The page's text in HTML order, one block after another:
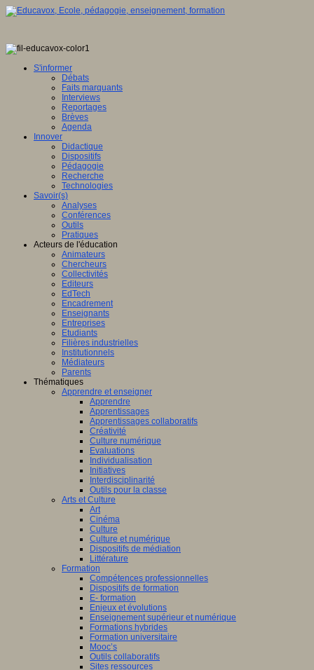
S'informer
Débats
Faits marquants
Interviews
Reportages
Brèves
Agenda
Innover
Didactique
Dispositifs
Pédagogie
Recherche
Technologies
Savoir(s)
Analyses
Conférences
Outils
Pratiques
Acteurs de l'éducation
Animateurs
Chercheurs
Collectivités
Editeurs
EdTech
Encadrement
Enseignants
Entreprises
Etudiants
Filières industrielles
Institutionnels
Médiateurs
Parents
Thématiques
Apprendre et enseigner
Apprendre
Apprentissages
Apprentissages collaboratifs
Créativité
Culture numérique
Evaluations
Individualisation
Initiatives
Interdisciplinarité
Outils pour la classe
Arts et Culture
Art
Cinéma
Culture
Culture et numérique
Dispositifs de médiation
Littérature
Formation
Compétences professionnelles
Dispositifs de formation
E- formation
Enjeux et évolutions
Enseignement supérieur et numérique
Formations hybrides
Formation universitaire
Mooc’s
Outils collaboratifs
Sites ressources